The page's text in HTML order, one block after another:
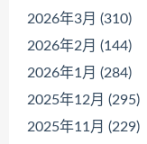
2026年3月 (310)
2026年2月 (144)
2026年1月 (284)
2025年12月 (295)
2025年11月 (229)